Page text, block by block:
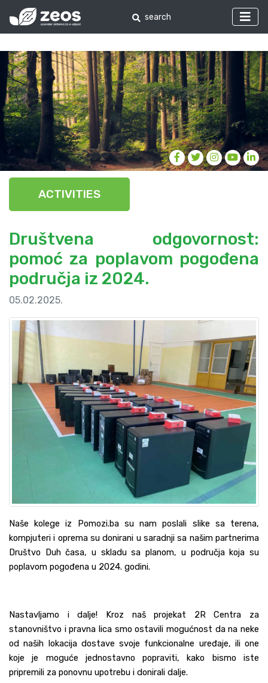
ACTIVITIES
Društvena odgovornost:
pomoć za poplavom pogođena
područja iz 2024.
05.02.2025.
Naše kolege iz Pomozi.ba su nam poslali slike sa terena,
kompjuteri i oprema su donirani u saradnji sa našim partnerima
Društvo Duh časa, u skladu sa planom, u područja koja su
poplavom pogođena u 2024. godini.
Nastavljamo i dalje! Kroz naš projekat 2R Centra za
stanovništvo i pravna lica smo ostavili mogućnost da na neke
od naših lokacija dostave svoje funkcionalne uređaje, ili one
koje je moguće jednostavno popraviti, kako bismo iste
pripremili za ponovnu upotrebu i donirali dalje.